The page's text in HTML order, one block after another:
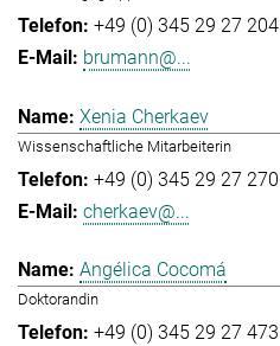
+49 (0) 345 29 27 204
brumann@...
Xenia Cherkaev
Wissenschaftliche Mitarbeiterin
+49 (0) 345 29 27 270
cherkaev@...
Angélica Cocomá
Doktorandin
+49 (0) 345 29 27 473